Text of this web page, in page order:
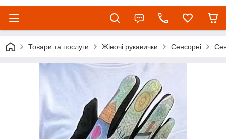
Товари та послуги Жіночі рукавички Сенсорні